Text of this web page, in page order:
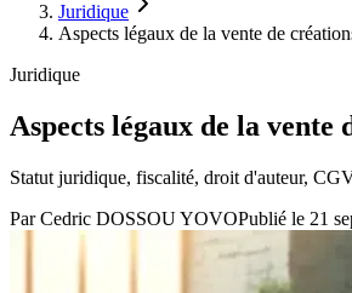
Juridique
Aspects légaux de la vente de
Juridique
Aspects légaux de la vente
Statut juridique, fiscalité, droit d'auteur,
ParCedric DOSSOU YOVOPublié le 21